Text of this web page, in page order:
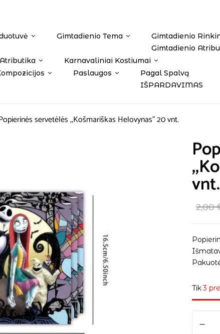
Gimtadienio Tema
Gimtadienio
Gimtadienio
Karnavaliniai Kostiumai
Paslaugos
Pagal Spalvą
IŠPARDAVIMAS
servetėlės ,,Košmariškas Helovynas” 20 vnt.
vnt.
2,00
Tik3